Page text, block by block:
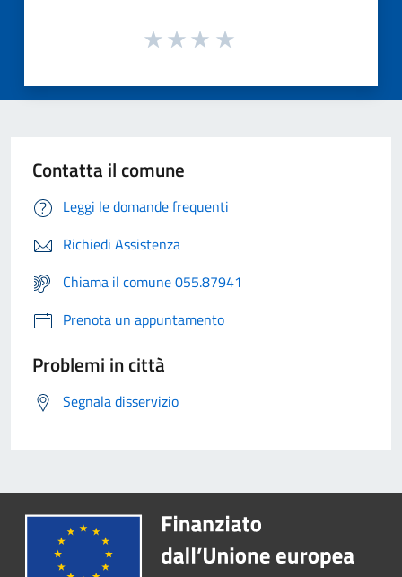
Contatta il comune
Leggi le domande frequenti
Richiedi Assistenza
Chiama il comune 055.87941
Prenota un appuntamento
Problemi in città
Segnala disservizio